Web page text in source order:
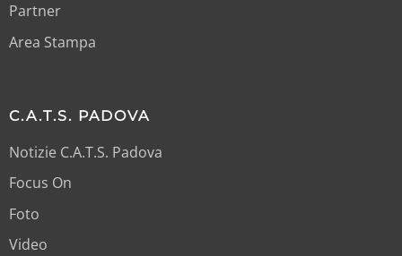
Partner
Area Stampa
C.A.T.S. PADOVA
Notizie C.A.T.S. Padova
Focus On
Foto
Video